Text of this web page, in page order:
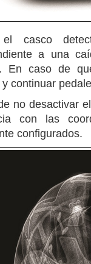
el casco
a una
En caso de
continuar
no desactivar
con las
configurados.